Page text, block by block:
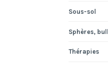
Sous-sol
Sphères,
Thérapies